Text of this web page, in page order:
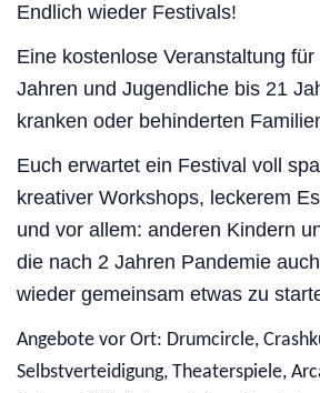
Endlich wieder Festivals!
Eine kostenlose Veranstaltung
Jahren und Jugendliche bis 21
kranken oder behinderten
Euch erwartet ein Festival voll
kreativer Workshops, leckerem
und vor allem: anderen Kindern
die nach 2 Jahren Pandemie
wieder gemeinsam etwas zu
Angebote vor Ort: Drumcircle,
Selbstverteidigung, Theaterspiele,